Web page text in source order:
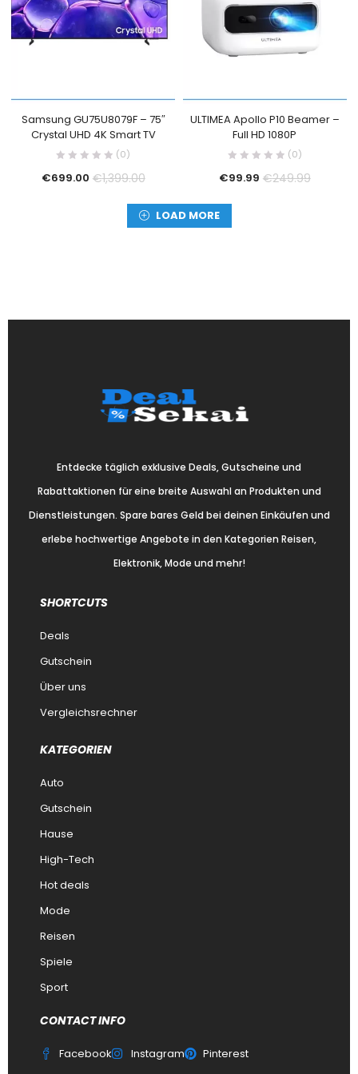
Samsung GU75U8079F – 75″
Crystal UHD 4K Smart TV
(0)
€699.00 €1,399.00
ULTIMEA Apollo P10 Beamer –
Full HD 1080P
(0)
€99.99 €249.99
LOAD MORE
Entdecke täglich exklusive Deals, Gutscheine und
Rabattaktionen für eine breite Auswahl an Produkten und
Dienstleistungen. Spare bares Geld bei deinen Einkäufen und
erlebe hochwertige Angebote in den Kategorien Reisen,
Elektronik, Mode und mehr!
SHORTCUTS
Deals
Gutschein
Über uns
Vergleichsrechner
KATEGORIEN
Auto
Gutschein
Hause
High-Tech
Hot deals
Mode
Reisen
Spiele
Sport
CONTACT INFO
Facebook Instagram Pinterest